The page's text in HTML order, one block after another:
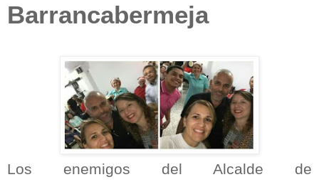
Barrancabermeja
Los enemigos del Alcalde de